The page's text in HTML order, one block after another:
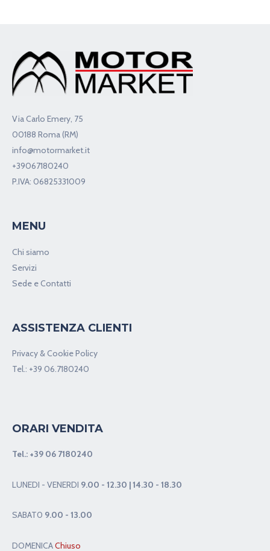
Via Carlo Emery, 75
00188 Roma (RM)
info@motormarket.it
+39067180240
P.IVA: 06825331009
MENU
Chi siamo
Servizi
Sede e Contatti
ASSISTENZA CLIENTI
Privacy & Cookie Policy
Tel.: +39 06.7180240
ORARI VENDITA
Tel.: +39 06 7180240
LUNEDI - VENERDI 9.00 - 12.30 | 14.30 - 18.30
SABAT0 9.00 - 13.00
DOMENICAChiuso